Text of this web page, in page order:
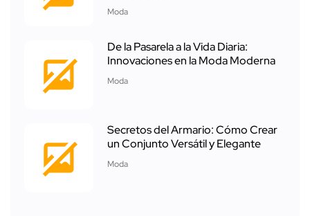
Moda
De la Pasarela a la Vida Diaria:
Innovaciones en la Moda Moderna
Moda
Secretos del Armario: Cómo Crear
un Conjunto Versátil y Elegante
Moda